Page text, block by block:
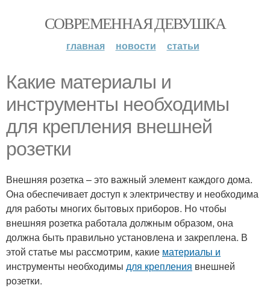
СОВРЕМЕННАЯ ДЕВУШКА
главная новости статьи
Какие материалы и
инструменты необходимы
для крепления внешней
розетки
Внешняя розетка – это важный элемент каждого дома.
Она обеспечивает доступ к электричеству и необходима
для работы многих бытовых приборов. Но чтобы
внешняя розетка работала должным образом, она
должна быть правильно установлена и закреплена. В
этой статье мы рассмотрим, какие материалы и
инструменты необходимы для крепления внешней
розетки.